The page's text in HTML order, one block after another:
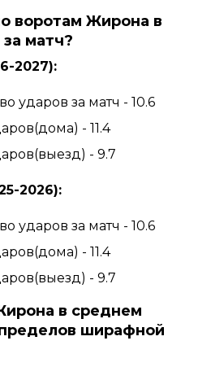
воротам Жирона в
матч?
2027):
ударов за матч - 10.6
- 11.4
- 9.7
2026):
ударов за матч - 10.6
- 11.4
- 9.7
в среднем
ширафной